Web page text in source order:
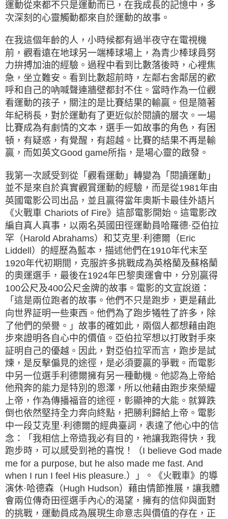
運動從來都不只是運動而已，在我成長的記憶中，多
次深刻的心靈觸動都來自於運動的故事。
在我這個年齡的人，小時候都有過半夜守在電視機
前，觀看遠在地球另一端棒球場上，為青少棒球員努
力拚搏加油的經驗。過程中看到比數落後時，心裡焦
急，坐立難安。看到比數超前時，左鄰右舍鄰居的歡
呼和自己的吶喊聲連牆壁都封不住。當時作為一位觀
看運動的孩子，關注的是比賽結果的輸贏。但是隨著
年紀稍長，對於運動有了更近似於閱讀的層次。一場
比賽成為有劇情的文本，選手一如故事的角色，有困
頓，有疑惑，有覺醒，有超越。比賽的結果不再是輸
贏，而如英文Good game所指，是場心靈的啟發。
我第一次感受到從「觀看運動」轉變為「閱讀運動」
並不是來自於真實觀賞運動的經驗，而是從1981年由
英國電影公司出品，並且贏得當年奧斯卡最佳外語片
《火戰車 Chariots of Fire》這部電影開始。這電影改
編自真人真事，以兩名英國田徑運動員哈羅德·亞伯拉
罕（Harold Abrahams）和艾克里·利德爾（Eric
Liddell）的經歷為藍本，描述他們在1910年代末至
1920年代初期間，克服許多挑戰成為英格蘭及蘇格蘭
的奧運選手，最後在1924年巴黎奧運會中，分別贏得
100公尺及400公尺金牌的故事。電影的文宣說道：
「這是兩位跑者的故事。他們不只是跑步，更是藉此
向世界証明一些東西。他們為了跑步犧牲了許多，除
了他們的榮譽。」故事的確如此，兩個人都想藉由跑
步來證明各自心中的價值。亞伯拉罕想以打敗對手來
証明自己的優越。因此，對亞伯拉罕而言，跑步是試
煉，是反擊偏見的途徑，是必須要贏的爭戰。而電影
中另一位選手利德爾擁有另一種動機。他認為上帝給
他飛奔的能力是特別的恩澤，所以他藉由跑步來榮耀
上帝，作為傳播福音的途徑，彰顯神的大能。就算跌
倒也依然堅持全力奔向終點，把勝利歸給上帝。電影
中一段艾克里·利德爾的經典臺詞，表達了他心中的信
念：「我相信上帝造我必有目的，祂讓我跑得快，我
跑步時，可以感受到祂的喜悅！（I believe God made
me for a purpose, but he also made me fast. And
when I run I feel His pleasure.）」。《火戰車》的導
演休·哈德森（Hugh Hudson）藉由情節推展，讓我體
會兩位傳奇田徑選手內心的渴望，擁有的信仰與面對
的挑戰，運動員成為展現生命意志與價值的存在，正